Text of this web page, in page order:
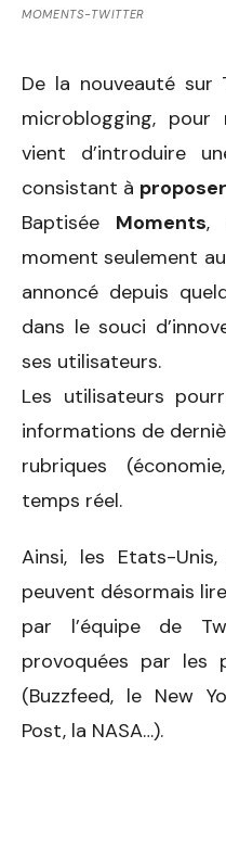
MOMENTS-TWITTER
De la nouveauté sur
microblogging,
vient d’introduire
consistant à
Baptisée Moments,
moment seulement
annoncé depuis
dans le souci
ses utilisateurs.
Les utilisateurs
informations de
rubriques
temps réel.
Ainsi, les Etats-
peuvent désormais
par l’équipe de
provoquées par les
(Buzzfeed, le New
Post, la NASA…).